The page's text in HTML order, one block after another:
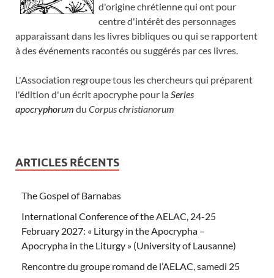
d'origine chrétienne qui ont pour
centre d'intérêt des personnages
apparaissant dans les livres bibliques ou qui se rapportent
à des événements racontés ou suggérés par ces livres.
L'Association regroupe tous les chercheurs qui préparent
l'édition d'un écrit apocryphe pour laSeries
apocryphorum du Corpus christianorum
ARTICLES RÉCENTS
The Gospel of Barnabas
International Conference of the AELAC, 24-25
February 2027: « Liturgy in the Apocrypha –
Apocrypha in the Liturgy » (University of Lausanne)
Rencontre du groupe romand de l’AELAC, samedi 25